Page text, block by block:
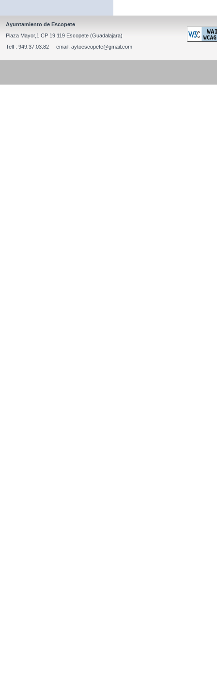
Ayuntamiento de Escopete
Plaza Mayor,1 CP 19.119 Escopete (Guadalajara)
Telf : 949.37.03.82 email: aytoescopete@gmail.com